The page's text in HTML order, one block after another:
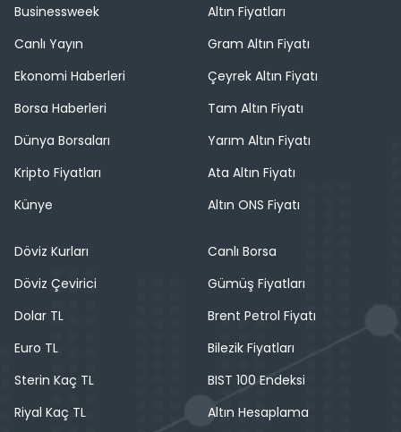
Businessweek
Canlı Yayın
Ekonomi Haberleri
Borsa Haberleri
Dünya Borsaları
Kripto Fiyatları
Künye
Altın Fiyatları
Gram Altın Fiyatı
Çeyrek Altın Fiyatı
Tam Altın Fiyatı
Yarım Altın Fiyatı
Ata Altın Fiyatı
Altın ONS Fiyatı
Döviz Kurları
Döviz Çevirici
Dolar TL
Euro TL
Sterin Kaç TL
Riyal Kaç TL
Canlı Borsa
Gümüş Fiyatları
Brent Petrol Fiyatı
Bilezik Fiyatları
BIST 100 Endeksi
Altın Hesaplama